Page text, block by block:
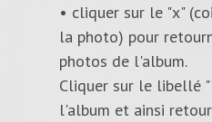
• cliquer sur le "x"
la photo) pour
photos de l'album.
Cliquer sur le libellé
l'album et ainsi